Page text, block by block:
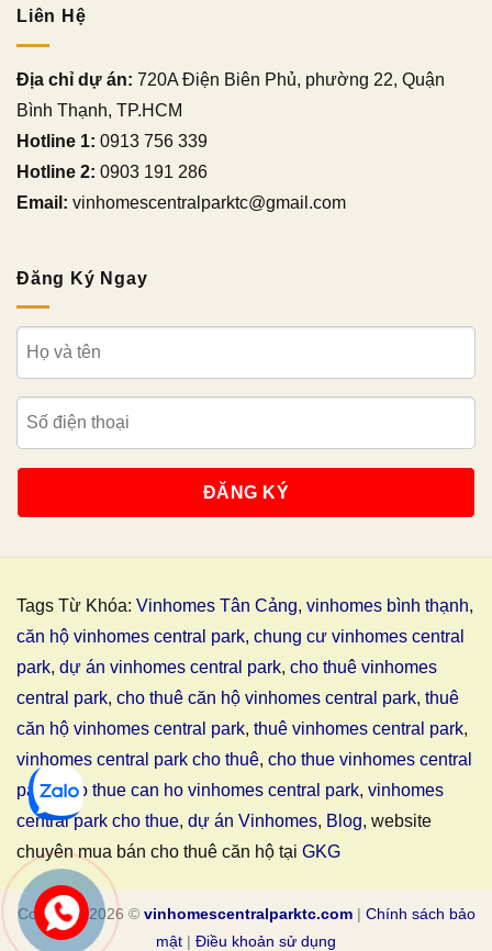
Liên Hệ
Địa chỉ dự án: 720A Điện Biên Phủ, phường 22, Quận
Bình Thạnh, TP.HCM
Hotline 1: 0913 756 339
Hotline 2: 0903 191 286
Email: vinhomescentralparktc@gmail.com
Đăng Ký Ngay
Tags Từ Khóa: Vinhomes Tân Cảng, vinhomes bình thạnh,
căn hộ vinhomes central park, chung cư vinhomes central
park, dự án vinhomes central park, cho thuê vinhomes
central park, cho thuê căn hộ vinhomes central park, thuê
căn hộ vinhomes central park, thuê vinhomes central park,
vinhomes central park cho thuê, cho thue vinhomes central
park,cho thue can ho vinhomes central park, vinhomes
central park cho thue, dự án Vinhomes, Blog, website
chuyên mua bán cho thuê căn hộ tại GKG
Copyright 2026 © vinhomescentralparktc.com| Chính sách bảo
mật | Điều khoản sử dụng